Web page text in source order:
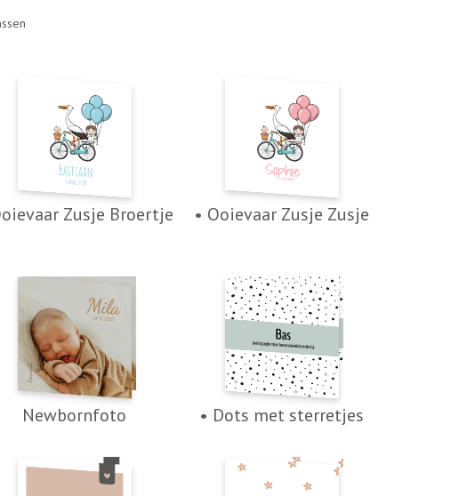
Zusje Broertje • Ooievaar Zusje Zusje
Newbornfoto • Dots met sterretjes